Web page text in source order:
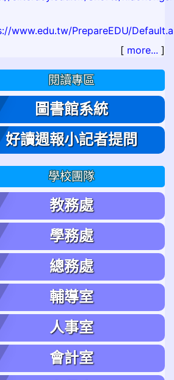
[ more... ]
閱讀專區
圖書館系統
好讀週報小記者提問
學校團隊
教務處
學務處
總務處
輔導室
人事室
會計室